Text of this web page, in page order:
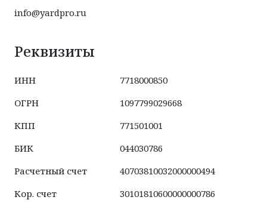
info@yardpro.ru
Реквизиты
ИНН
7718000850
ОГРН
1097799029668
КПП
771501001
БИК
044030786
Расчетный счет
40703810032000000494
Кор. счет
30101810600000000786